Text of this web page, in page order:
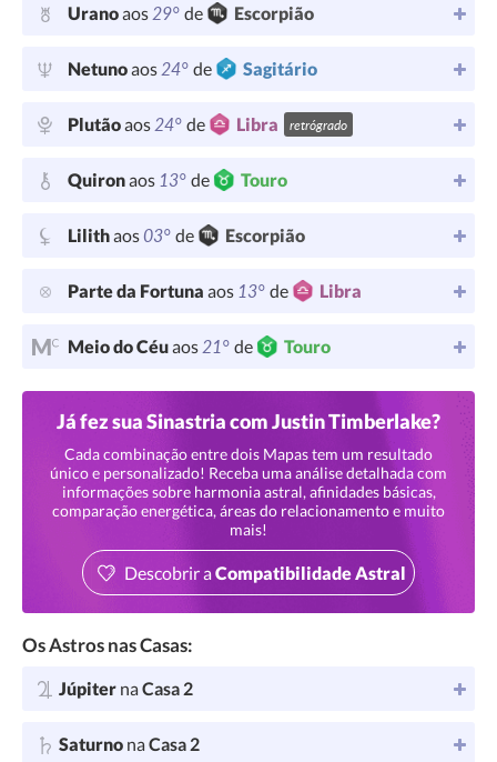
Uranoaos29° de Escorpião
Netunoaos24° de Sagitário
Plutãoaos24° de Libra retrógrado
Quironaos 13° de Touro
Lilithaos03° de Escorpião
Parte da Fortuna aos 13° de Libra
Meio do Céuaos21° de Touro
Já fez sua Sinastria com Justin Timberlake?
Cada combinação entre dois Mapas tem um resultado
único e personalizado! Receba uma análise detalhada com
informações sobre harmonia astral, afinidades básicas,
comparação energética, áreas do relacionamento e muito
mais!
Descobrir aCompatibilidade Astral
Os Astros nas Casas:
Júpiter naCasa 2
Saturno naCasa 2